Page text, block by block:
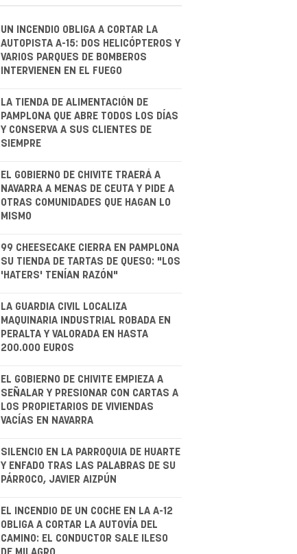
UN INCENDIO OBLIGA A CORTAR LA
AUTOPISTA A-15: DOS HELICÓPTEROS Y
VARIOS PARQUES DE BOMBEROS
INTERVIENEN EN EL FUEGO
LA TIENDA DE ALIMENTACIÓN DE
PAMPLONA QUE ABRE TODOS LOS DÍAS
Y CONSERVA A SUS CLIENTES DE
SIEMPRE
EL GOBIERNO DE CHIVITE TRAERÁ A
NAVARRA A MENAS DE CEUTA Y PIDE A
OTRAS COMUNIDADES QUE HAGAN LO
MISMO
99 CHEESECAKE CIERRA EN PAMPLONA
SU TIENDA DE TARTAS DE QUESO: "LOS
'HATERS' TENÍAN RAZÓN"
LA GUARDIA CIVIL LOCALIZA
MAQUINARIA INDUSTRIAL ROBADA EN
PERALTA Y VALORADA EN HASTA
200.000 EUROS
EL GOBIERNO DE CHIVITE EMPIEZA A
SEÑALAR Y PRESIONAR CON CARTAS A
LOS PROPIETARIOS DE VIVIENDAS
VACÍAS EN NAVARRA
SILENCIO EN LA PARROQUIA DE HUARTE
Y ENFADO TRAS LAS PALABRAS DE SU
PÁRROCO, JAVIER AIZPÚN
EL INCENDIO DE UN COCHE EN LA A-12
OBLIGA A CORTAR LA AUTOVÍA DEL
CAMINO: EL CONDUCTOR SALE ILESO